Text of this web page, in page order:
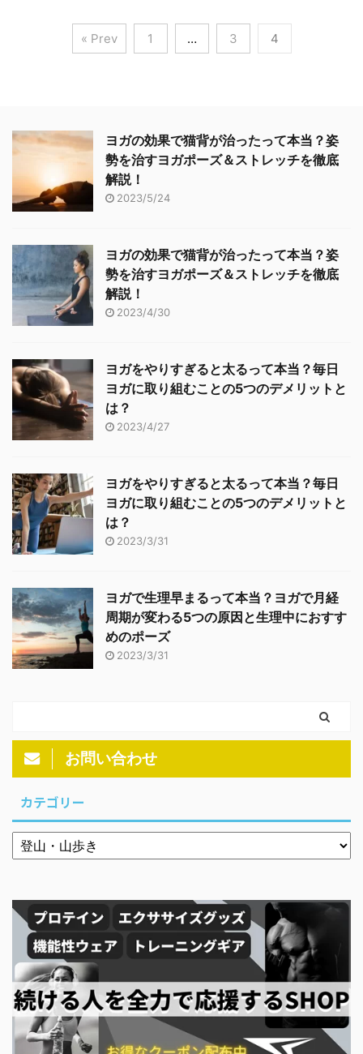
ょう。稜線からの眺望や
長距離歩行の達成感も格
た登る、というプロセス
には心身ともにタフネス
を要求されるでしょ ...
ュ 登山を無事に終え、下
山後は直行で帰途につく
はいかがでしょうか。 汗
をかいたまま電車やバス
スを楽しみたいという考
え方もありますが、一方
たような考え方もありま
す。 そこで今回はロープ
ウェイなどの「山の乗り
物」を利用し、山頂への
経路をショートカットす
めます。 運行状況の事前
確認を ロープウェイ、ケ
ーブルカー、リフト。こ
れらの「山の乗り物」を
使うことにより経路を大
き、例えば長時間歩くだ
けの体力に自信のない人
でも山頂に辿り着ける可
...
東周辺ではランドマーク
としても親しまれてお
も距離や位置関係によっ
て変化します。近くから
に見える様もまた味わい
があります。 しかし、一
満喫することに尽きるで
しょう。 現地における実
体験を伴う展望に ...
« Prev 1 … 3 4
ヨガの効果で猫背が治ったって本当？姿
勢を治すヨガポーズ＆ストレッチを徹底
解説！
2023/5/24
ヨガの効果で猫背が治ったって本当？姿
勢を治すヨガポーズ＆ストレッチを徹底
解説！
2023/4/30
ヨガをやりすぎると太るって本当？毎日
ヨガに取り組むことの5つのデメリットと
は？
2023/4/27
ヨガをやりすぎると太るって本当？毎日
ヨガに取り組むことの5つのデメリットと
は？
2023/3/31
ヨガで生理早まるって本当？ヨガで月経
周期が変わる5つの原因と生理中におすす
めのポーズ
2023/3/31
お問い合わせ
カテゴリー